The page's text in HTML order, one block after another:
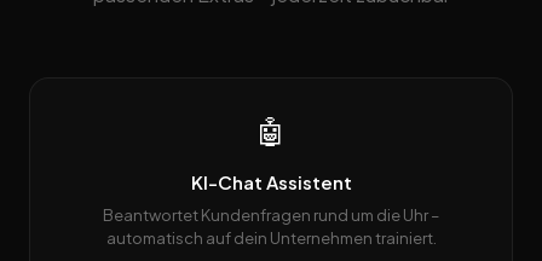
🤖
KI-Chat Assistent
Beantwortet Kundenfragen rund um die Uhr –
automatisch auf dein Unternehmen trainiert.